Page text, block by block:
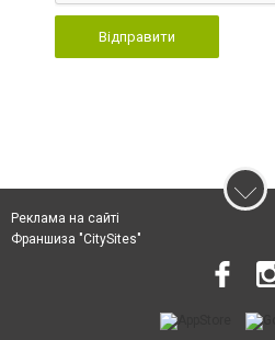
Відправити
Реклама на сайті
Франшиза "CitySites"